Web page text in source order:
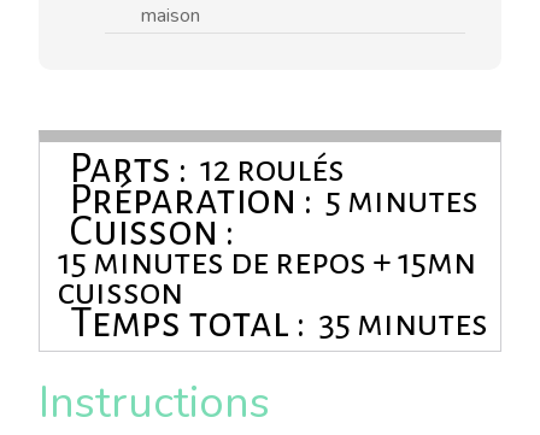
maison
Parts : 12 roulés
Préparation : 5 minutes
Cuisson :
15 minutes de repos + 15mn
cuisson
Temps total : 35 minutes
Instructions